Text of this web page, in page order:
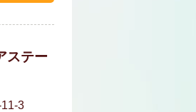
ステー
3